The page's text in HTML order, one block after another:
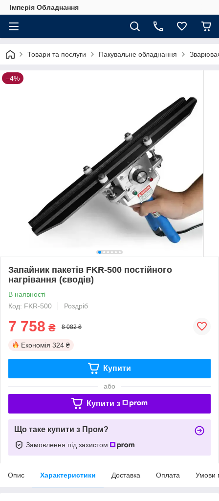
Імперія Обладнання
Товари та послуги Пакувальне обладнання
–4%
Запайник пакетів FKR-500 постійного
нагрівання (єводів)
В наявності
Код: FKR-500
Роздріб
7 758 ₴ 8 082 ₴
Економія 324 ₴
Купити
або
Купити з
Що таке купити з Пром?
Замовлення під захистом
Опис Характеристики Доставка Оплата Умови